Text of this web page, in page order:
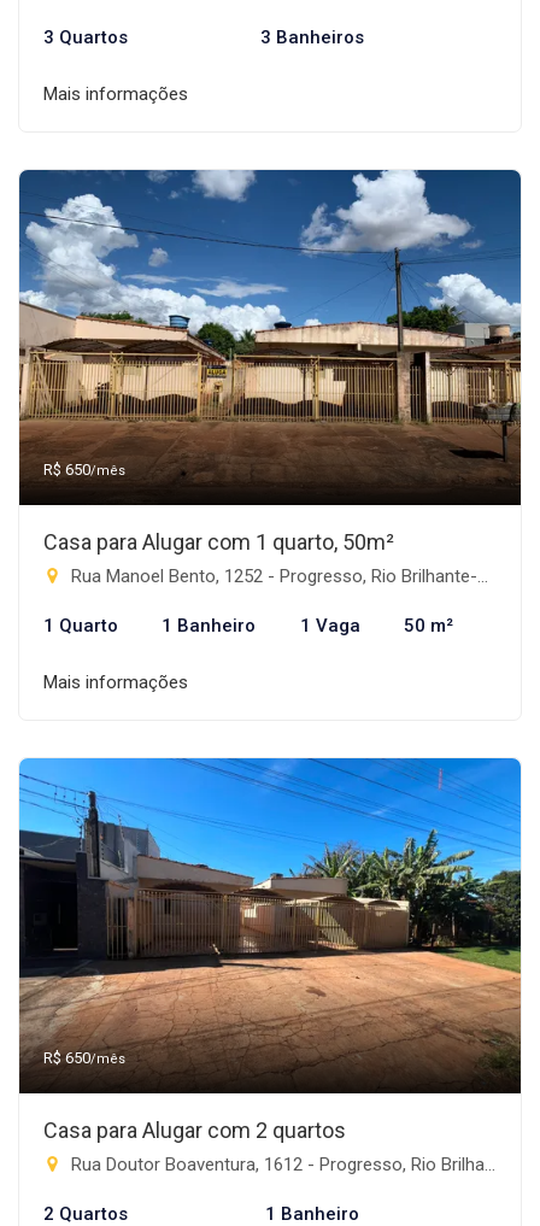
3 Quartos 3 Banheiros
Mais informações
R$ 650/mês
Casa para Alugar com 1 quarto, 50m²
Rua Manoel Bento, 1252 - Progresso, Rio Brilhante-MS
1 Quarto 1 Banheiro 1 Vaga 50 m²
Mais informações
R$ 650/mês
Casa para Alugar com 2 quartos
Rua Doutor Boaventura, 1612 - Progresso, Rio Brilhante-MS
2 Quartos 1 Banheiro